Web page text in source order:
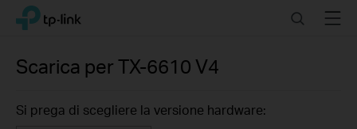
Click
navigation
TP-Link, Reliably Smart SearchMenu
Scarica perTX-6610 V4
Si prega di scegliere la versione hardware: